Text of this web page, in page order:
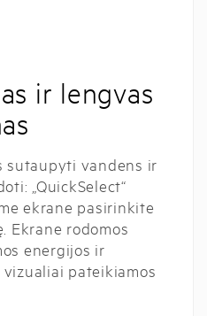
ir lengvas
sutaupyti vandens ir
„QuickSelect“
ekrane pasirinkite
Ekrane rodomos
energijos ir
pateikiamos